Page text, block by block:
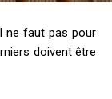
ne faut pas pour
doivent être